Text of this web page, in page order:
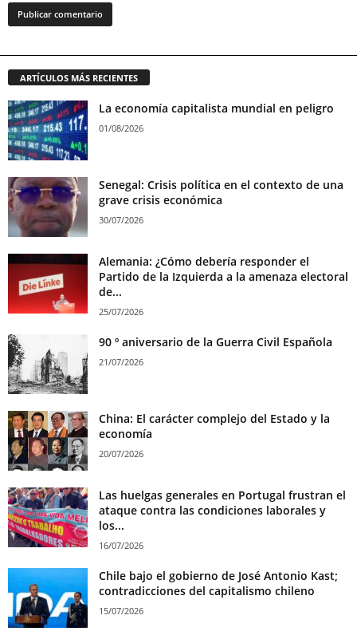
ARTÍCULOS MÁS RECIENTES
La economía capitalista mundial en peligro
01/08/2026
Senegal: Crisis política en el contexto de una
grave crisis económica
30/07/2026
Alemania: ¿Cómo debería responder el
Partido de la Izquierda a la amenaza electoral
de...
25/07/2026
90 º aniversario de la Guerra Civil Española
21/07/2026
China: El carácter complejo del Estado y la
economía
20/07/2026
Las huelgas generales en Portugal frustran el
ataque contra las condiciones laborales y
los...
16/07/2026
Chile bajo el gobierno de José Antonio Kast;
contradicciones del capitalismo chileno
15/07/2026